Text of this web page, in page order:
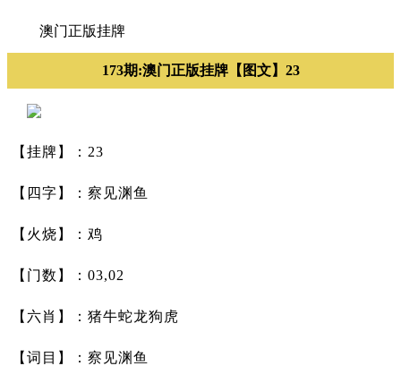
澳门正版挂牌
173期:澳门正版挂牌【图文】23
【挂牌】：23
【四字】：察见渊鱼
【火烧】：鸡
【门数】：03,02
【六肖】：猪牛蛇龙狗虎
【词目】：察见渊鱼